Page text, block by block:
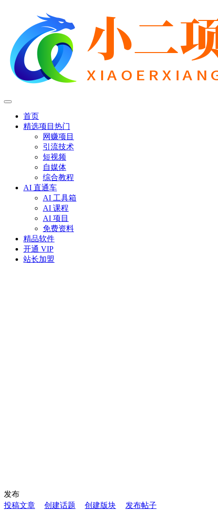
首页
精选项目 热门
网赚项目
引流技术
短视频
自媒体
综合教程
AI 直通车
AI 工具箱
AI 课程
AI 项目
免费资料
精品软件
开通 VIP
站长加盟
发布
投稿文章
创建话题 创建版块 发布帖子